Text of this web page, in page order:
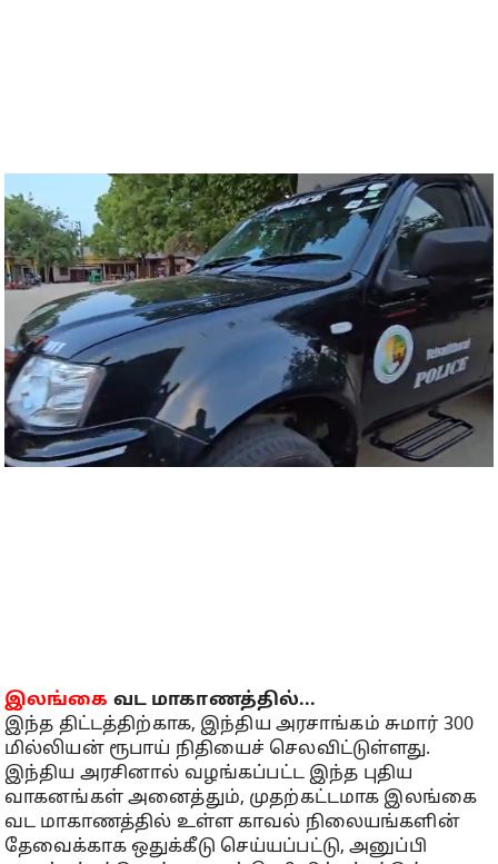
இலங்கை வட மாகாணத்தில்...
இந்த திட்டத்திற்காக, இந்திய அரசாங்கம் சுமார் 300
மில்லியன் ரூபாய் நிதியைச் செலவிட்டுள்ளது.
இந்திய அரசினால் வழங்கப்பட்ட இந்த புதிய
வாகனங்கள் அனைத்தும், முதற்கட்டமாக இலங்கை
வட மாகாணத்தில் உள்ள காவல் நிலையங்களின்
தேவைக்காக ஒதுக்கீடு செய்யப்பட்டு, அனுப்பி